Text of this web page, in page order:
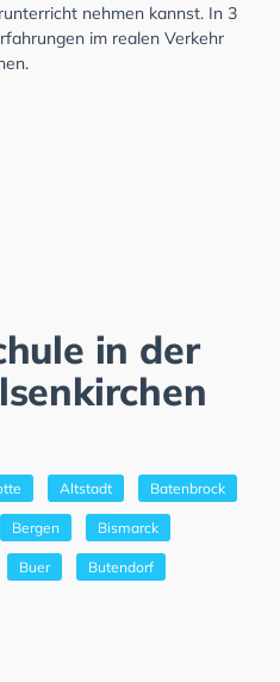
nehmen kannst. In 3
im realen Verkehr
in der
Altstadt Batenbrock
Bergen Bismarck
Buer Butendorf